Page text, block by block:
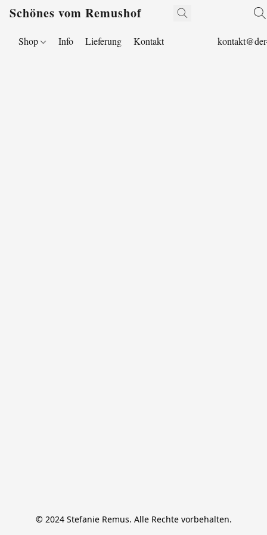
Schönes vom Remushof
Shop Info Lieferung Kontakt
© 2024 Stefanie Remus. Alle Rechte vorbehalten.